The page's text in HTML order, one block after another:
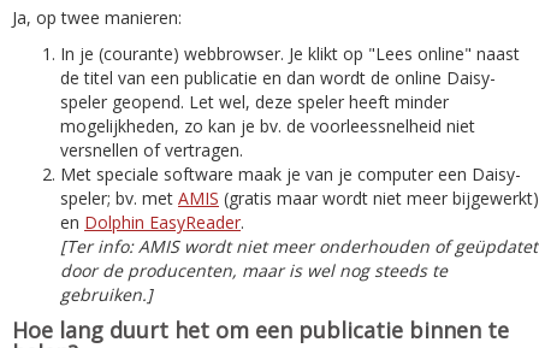
Ja, op twee manieren:
In je (courante) webbrowser. Je klikt op "Lees online" naast
de titel van een publicatie en dan wordt de online Daisy-
speler geopend. Let wel, deze speler heeft minder
mogelijkheden, zo kan je bv. de voorleessnelheid niet
versnellen of vertragen.
Met speciale software maak je van je computer een Daisy-
speler; bv. met AMIS (gratis maar wordt niet meer bijgewerkt)
en Dolphin EasyReader.
[Ter info: AMIS wordt niet meer onderhouden of geüpdatet
door de producenten, maar is wel nog steeds te
gebruiken.]
Hoe lang duurt het om een publicatie binnen te